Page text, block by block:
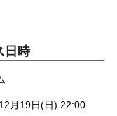
日時
月19日(日) 22:00